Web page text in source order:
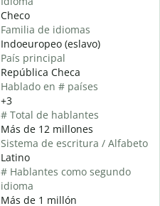
Checo
Familia de idiomas
Indoeuropeo (eslavo)
País principal
República Checa
Hablado en # países
+3
# Total de hablantes
Más de 12 millones
Sistema de escritura / Alfabeto
Latino
# Hablantes como segundo
idioma
Más de 1 millón